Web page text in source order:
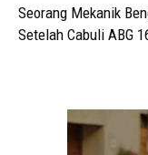
Seorang Mekanik
Setelah Cabuli ABG